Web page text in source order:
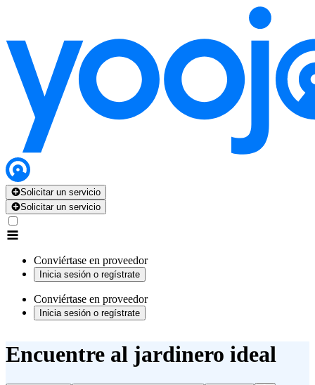
Solicitar un servicio
Solicitar un servicio
Conviértase en proveedor
Inicia sesión o regístrate
Conviértase en proveedor
Inicia sesión o regístrate
Encuentre al jardinero ideal